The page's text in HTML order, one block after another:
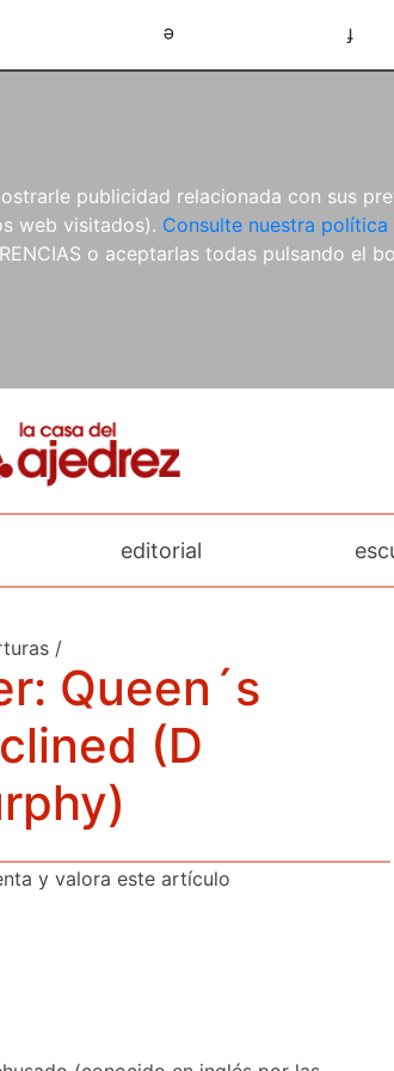
publicidad relacionada con sus
web visitados). Consulte nuestra política
o aceptarlas todas pulsando el
e f
editorial
/
Queen´s
(D
y valora este artículo